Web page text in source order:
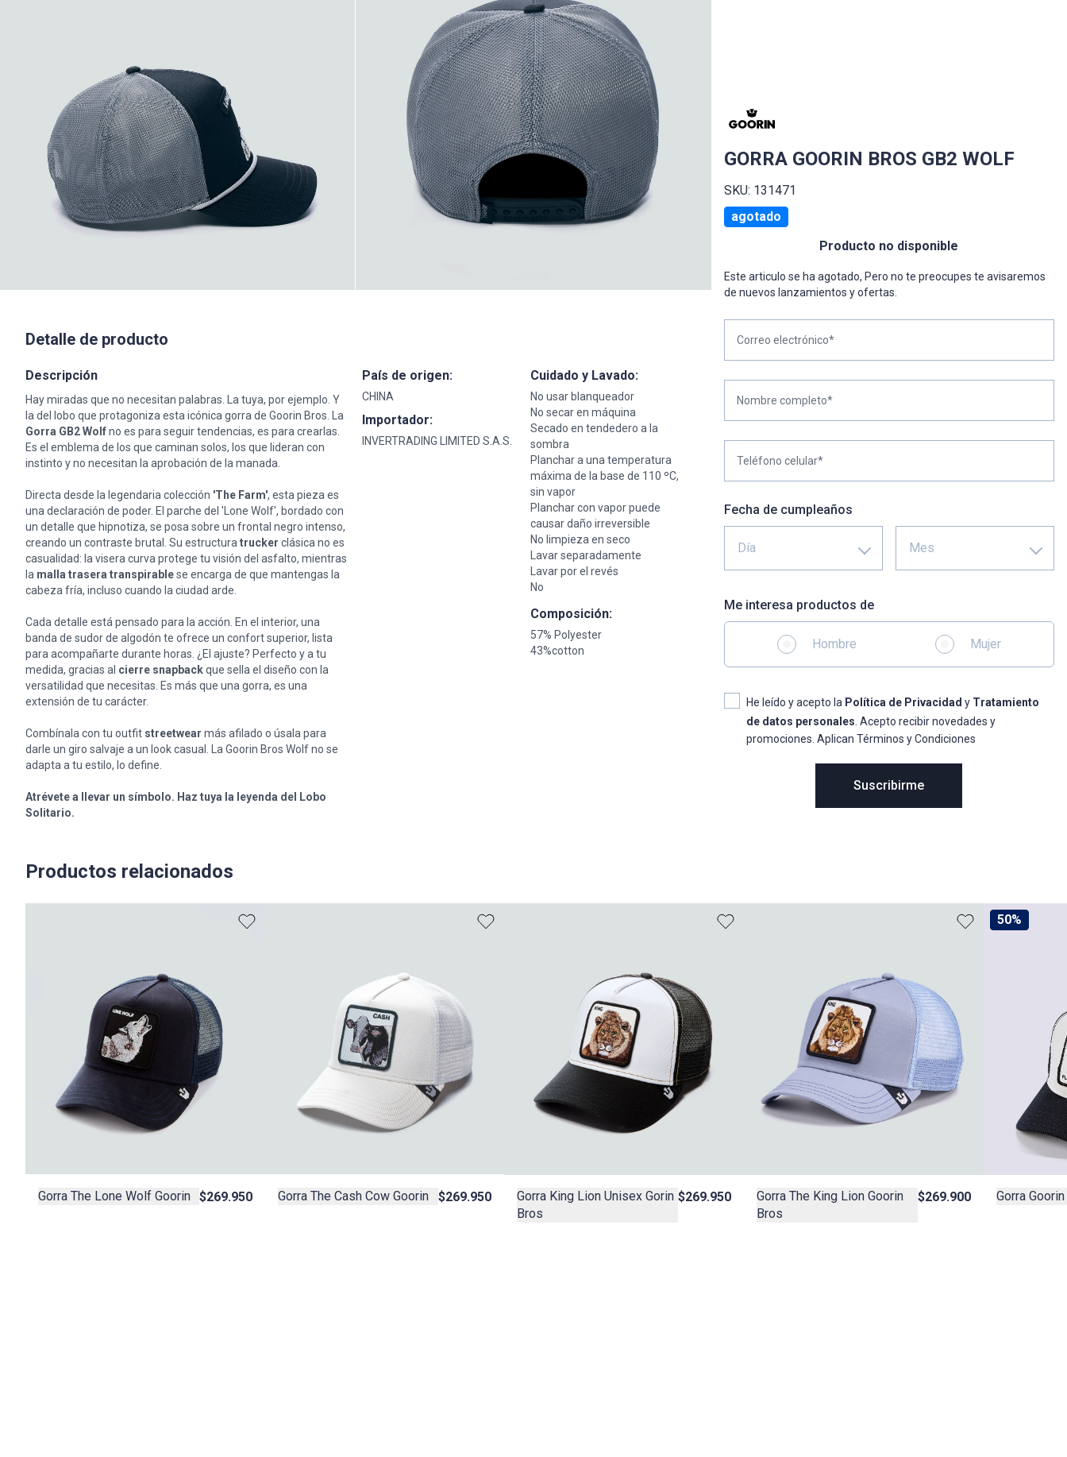
Detalle de producto
Descripción
Hay miradas que no necesitan palabras. La tuya, por ejemplo. Y
la del lobo que protagoniza esta icónica gorra de Goorin Bros. La
Gorra GB2 Wolfno es para seguir tendencias, es para crearlas.
Es el emblema de los que caminan solos, los que lideran con
instinto y no necesitan la aprobación de la manada.
Directa desde la legendaria colección 'The Farm', esta pieza es
una declaración de poder. El parche del 'Lone Wolf', bordado con
un detalle que hipnotiza, se posa sobre un frontal negro intenso,
creando un contraste brutal. Su estructuratrucker clásica no es
casualidad: la visera curva protege tu visión del asfalto, mientras
la malla trasera transpirablese encarga de que mantengas la
cabeza fría, incluso cuando la ciudad arde.
Cada detalle está pensado para la acción. En el interior, una
banda de sudor de algodón te ofrece un confort superior, lista
para acompañarte durante horas. ¿El ajuste? Perfecto y a tu
medida, gracias al cierre snapbackque sella el diseño con la
versatilidad que necesitas. Es más que una gorra, es una
extensión de tu carácter.
Combínala con tu outfit streetwear más afilado o úsala para
darle un giro salvaje a un look casual. La Goorin Bros Wolf no se
adapta a tu estilo, lo define.
Atrévete a llevar un símbolo. Haz tuya la leyenda del Lobo
Solitario.
País de origen:
CHINA
Importador:
INVERTRADING LIMITED S.A.S.
Cuidado y Lavado:
No usar blanqueador
No secar en máquina
Secado en tendedero a la
sombra
Planchar a una temperatura
máxima de la base de 110 ºC,
sin vapor
Planchar con vapor puede
causar daño irreversible
No limpieza en seco
Lavar separadamente
Lavar por el revés
No
Composición:
57% Polyester
43%cotton
GORRA GOORIN BROS GB2 WOLF
SKU: 131471
agotado
Producto no disponible
Este articulo se ha agotado, Pero no te preocupes te avisaremos
de nuevos lanzamientos y ofertas.
Correo electrónico*
Nombre completo*
Teléfono celular*
Fecha de cumpleaños
Día Mes
Me interesa productos de
Hombre Mujer
He leído y acepto la Política de Privacidad y Tratamiento
de datos personales. Acepto recibir novedades y
promociones. Aplican Términos y Condiciones
Suscribirme
Productos relacionados
Gorra The Lone Wolf Goorin $269.950 Gorra The Cash Cow Goorin $269.950
Gorra King Lion Unisex Gorin
Bros
$269.950
Gorra The King Lion Goorin
Bros
$269.900
50%
Gorra